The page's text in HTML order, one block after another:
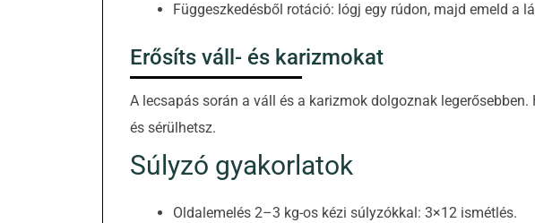
Függeszkedésből rotáció: lógj egy rúdon, majd emeld a
Erősíts váll- és karizmokat
A lecsapás során a váll és a karizmok dolgoznak
és sérülhetsz.
Súlyzó gyakorlatok
Oldalemelés 2–3 kg-os kézi súlyzókkal: 3×12 ismétlés.